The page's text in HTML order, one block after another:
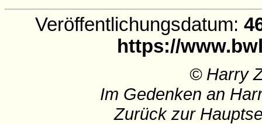
Veröffentlichungsdatum:
https://
© Harry
Im Gedenken an
Zurück zur